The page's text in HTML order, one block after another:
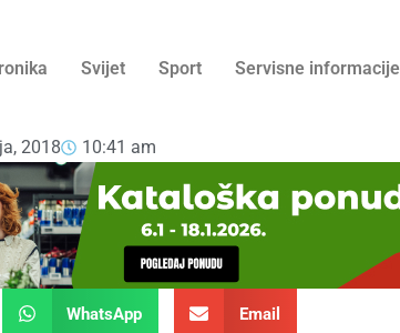
Svijet Sport Servisne informacije
2018 10:41 am
WhatsApp Email